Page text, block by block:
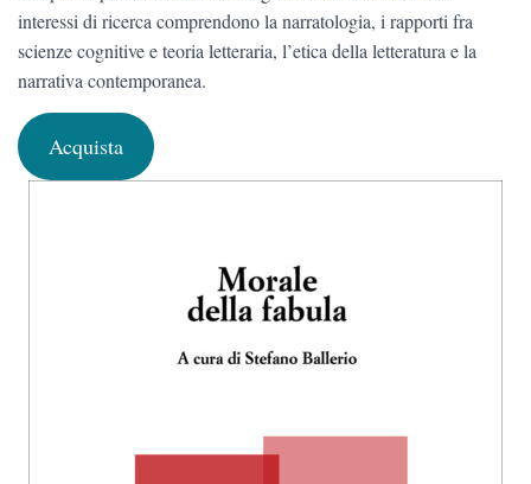
interessi di ricerca comprendono la narratologia, i rapporti fra
scienze cognitive e teoria letteraria, l’etica della letteratura e la
narrativa contemporanea.
Acquista